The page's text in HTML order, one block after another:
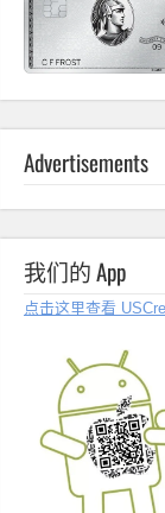
Advertisements
我们的 App
点击这里查看